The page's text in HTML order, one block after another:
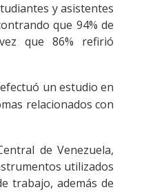
y asistentes
que 94% de
que 86% refirió
un estudio en
relacionados con
de Venezuela,
utilizados
trabajo, además de